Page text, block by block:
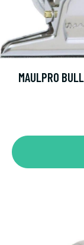
MAULPRO